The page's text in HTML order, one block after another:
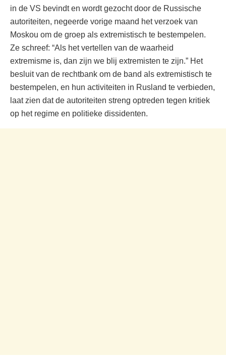
in de VS bevindt en wordt gezocht door de Russische
autoriteiten, negeerde vorige maand het verzoek van
Moskou om de groep als extremistisch te bestempelen.
Ze schreef: “Als het vertellen van de waarheid
extremisme is, dan zijn we blij extremisten te zijn.” Het
besluit van de rechtbank om de band als extremistisch te
bestempelen, en hun activiteiten in Rusland te verbieden,
laat zien dat de autoriteiten streng optreden tegen kritiek
op het regime en politieke dissidenten.